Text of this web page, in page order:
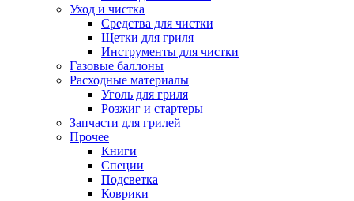
Уход и чистка
Средства для чистки
Щетки для гриля
Инструменты для чистки
Газовые баллоны
Расходные материалы
Уголь для гриля
Розжиг и стартеры
Запчасти для грилей
Прочее
Книги
Специи
Подсветка
Коврики